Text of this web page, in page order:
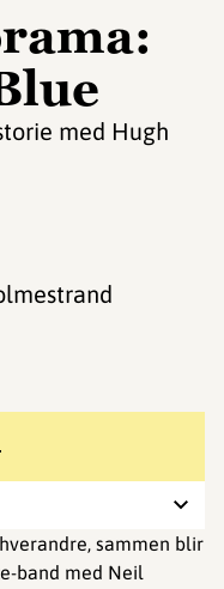
med Hugh
sammen blir
band med Neil